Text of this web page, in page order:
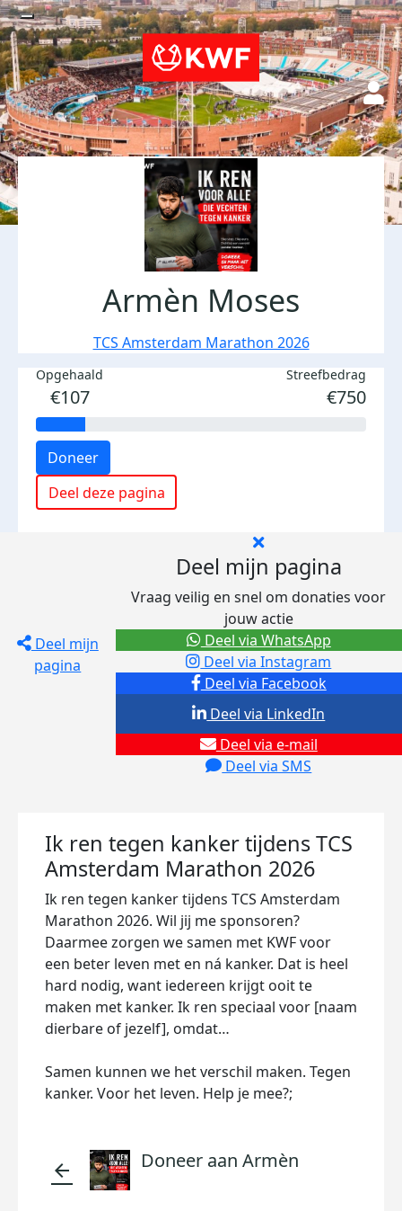
Armèn Moses
TCS Amsterdam Marathon 2026
Opgehaald
€107
Streefbedrag
€750
Doneer
Deel deze pagina
Deel mijn
pagina
Deel mijn pagina
Vraag veilig en snel om donaties voor
jouw actie
Deel via Facebook
Deel via Instagram
Deel via e-mail
Deel via SMS
Deel via LinkedIn
Deel via WhatsApp
Ik ren tegen kanker tijdens TCS
Amsterdam Marathon 2026
Ik ren tegen kanker tijdens TCS Amsterdam
Marathon 2026. Wil jij me sponsoren?
Daarmee zorgen we samen met KWF voor
een beter leven met en ná kanker. Dat is heel
hard nodig, want iedereen krijgt ooit te
maken met kanker. Ik ren speciaal voor [naam
dierbare of jezelf], omdat…
Samen kunnen we het verschil maken. Tegen
kanker. Voor het leven. Help je mee?;
arrow_back Doneer aan Armèn